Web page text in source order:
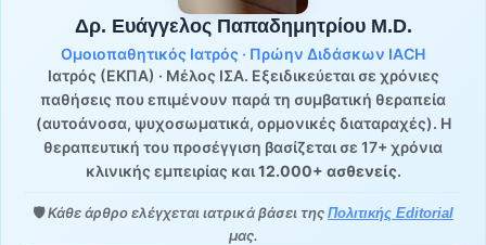
Δρ. Ευάγγελος Παπαδημητρίου M.D.
Ομοιοπαθητικός Ιατρός · Πρώην Διδάσκων IACH
Ιατρός (ΕΚΠΑ) · Μέλος ΙΣΑ. Εξειδικεύεται σε χρόνιες
παθήσεις που επιμένουν παρά τη συμβατική θεραπεία
(αυτοάνοσα, ψυχοσωματικά, ορμονικές διαταραχές). Η
θεραπευτική του προσέγγιση βασίζεται σε 17+ χρόνια
κλινικής εμπειρίας και12.000+ ασθενείς.
🛡️Κάθε άρθρο ελέγχεται ιατρικά βάσει της Πολιτικής Editorial
μας.